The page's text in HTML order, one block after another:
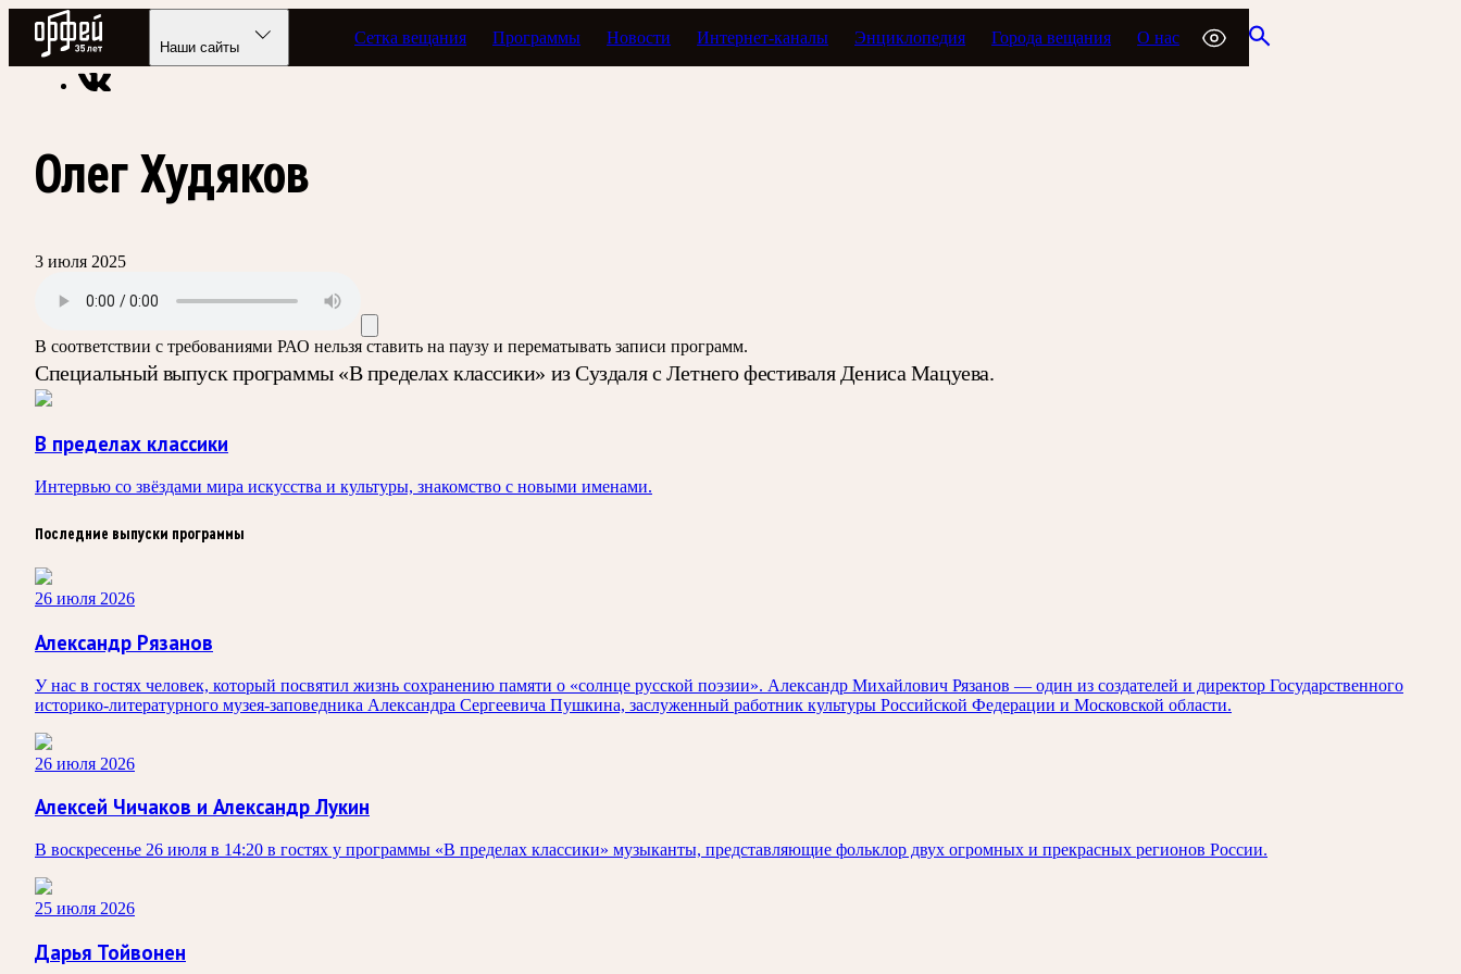
Радио Орфей
Наши сайты
Сетка вещания Программы Новости Интернет-каналы Энциклопедия Города вещания О нас
Радио классической музыки «Орфей» Программы в эфире В пределах классики
Олег Худяков
3 июля 2025
В соответствии с требованиями РАО нельзя ставить на паузу и перематывать записи программ.
Специальный выпуск программы «В пределах классики» из Суздаля с Летнего фестиваля Дениса Мацуева.
В пределах классики
Интервью со звёздами мира искусства и культуры, знакомство с новыми именами.
Последние выпуски программы
26 июля 2026
Александр Рязанов
У нас в гостях человек, который посвятил жизнь сохранению памяти о «солнце русской поэзии». Александр Михайлович Рязанов — один из создателей и директор Государственного
историко‑литературного музея‑заповедника Александра Сергеевича Пушкина, заслуженный работник культуры Российской Федерации и Московской области.
26 июля 2026
Алексей Чичаков и Александр Лукин
В воскресенье 26 июля в 14:20 в гостях у программы «В пределах классики» музыканты, представляющие фольклор двух огромных и прекрасных регионов России.
25 июля 2026
Дарья Тойвонен